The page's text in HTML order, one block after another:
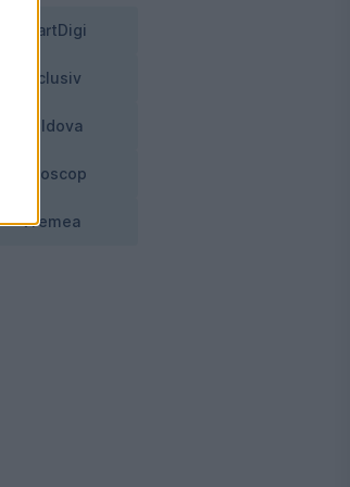
SmartDigi
Exclusiv
Moldova
Horoscop
Vremea